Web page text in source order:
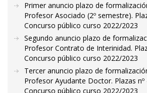
Primer anuncio plazo de
Profesor Asociado (2º semestre).
Concurso público curso 2022/2023
Segundo anuncio plazo de
Profesor Contrato de Interinidad.
Concurso público curso 2022/2023
Tercer anuncio plazo de
Profesor Ayudante Doctor. Plazas nº
Concurso público curso 2022/2023